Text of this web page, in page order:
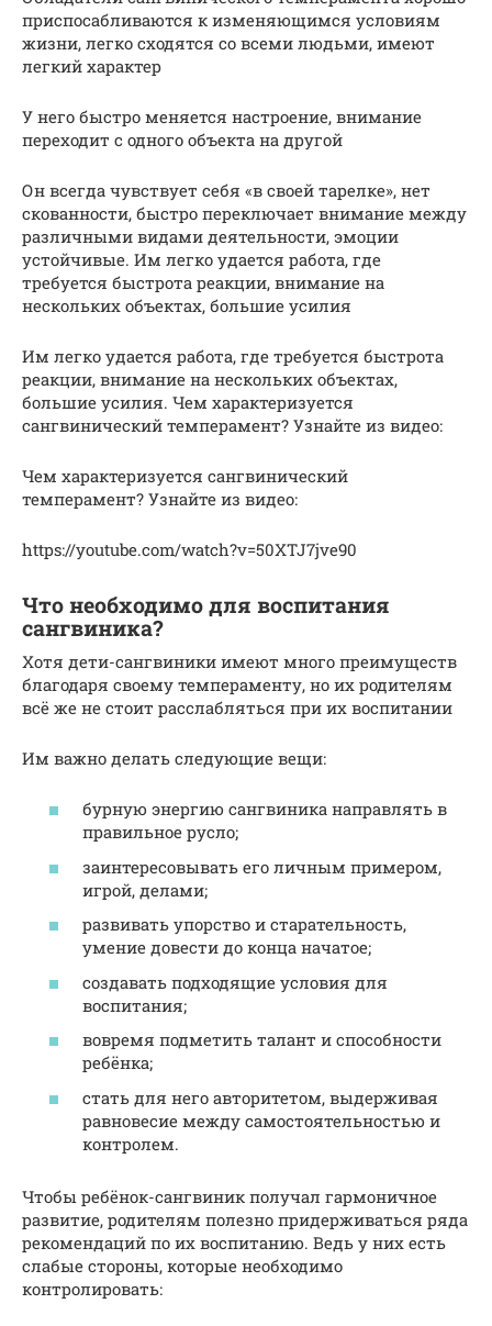
приспосабливаются к изменяющимся условиям
жизни, легко сходятся со всеми людьми, имеют
легкий характер
У него быстро меняется настроение, внимание
переходит с одного объекта на другой
Он всегда чувствует себя «в своей тарелке», нет
скованности, быстро переключает внимание между
различными видами деятельности, эмоции
устойчивые. Им легко удается работа, где
требуется быстрота реакции, внимание на
нескольких объектах, большие усилия
Им легко удается работа, где требуется быстрота
реакции, внимание на нескольких объектах,
большие усилия. Чем характеризуется
сангвинический темперамент? Узнайте из видео:
Чем характеризуется сангвинический
темперамент? Узнайте из видео:
https://youtube.com/watch?v=50XTJ7jve90
Что необходимо для воспитания
сангвиника?
Хотя дети-сангвиники имеют много преимуществ
благодаря своему темпераменту, но их родителям
всё же не стоит расслабляться при их воспитании
Им важно делать следующие вещи:
бурную энергию сангвиника направлять в
правильное русло;
заинтересовывать его личным примером,
игрой, делами;
развивать упорство и старательность,
умение довести до конца начатое;
создавать подходящие условия для
воспитания;
вовремя подметить талант и способности
ребёнка;
стать для него авторитетом, выдерживая
равновесие между самостоятельностью и
контролем.
Чтобы ребёнок-сангвиник получал гармоничное
развитие, родителям полезно придерживаться ряда
рекомендаций по их воспитанию. Ведь у них есть
слабые стороны, которые необходимо
контролировать: